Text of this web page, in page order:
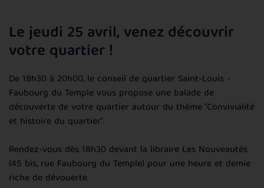
Le jeudi 25 avril, venez découvrir
votre quartier !
De 18h30 à 20h00, le conseil de quartier Saint-Louis -
Faubourg du Temple vous propose une balade de
découverte de votre quartier autour du thème "Convivialité
et histoire du quartier".
Rendez-vous dès 18h30 devant la libraire Les Nouveautés
(45 bis, rue Faubourg du Temple) pour une heure et demie
riche de dévouerte.